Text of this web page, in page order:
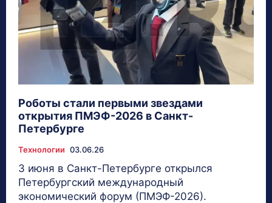
Роботы стали первыми звездами
открытия ПМЭФ-2026 в Санкт-
Петербурге
Технологии 03.06.26
3 июня в Санкт-Петербурге открылся
Петербургский международный
экономический форум (ПМЭФ-2026).